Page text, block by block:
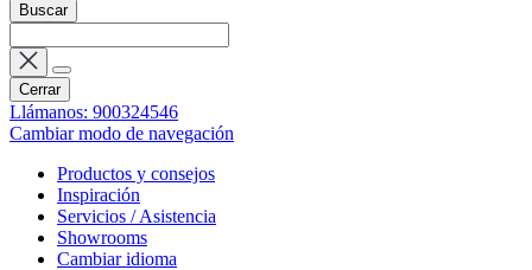
Buscar
Cerrar
Llámanos: 900324546
Cambiar modo de navegación
Productos y consejos
Inspiración
Servicios / Asistencia
Showrooms
Cambiar idioma